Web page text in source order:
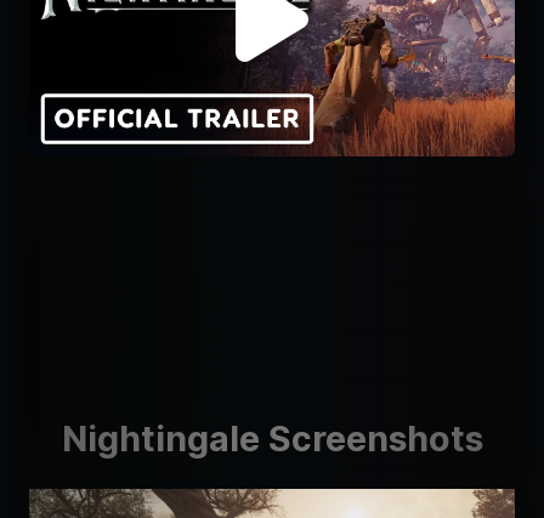
Nightingale Screenshots